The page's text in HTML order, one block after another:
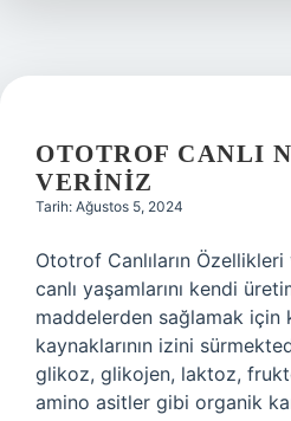
OTOTROF CANLI
VERINIZ
Tarih: Ağustos 5, 2024
Ototrof Canlıların
canlı yaşamlarını kendi
maddelerden sağlamak için
kaynaklarının izini
glikoz, glikojen, laktoz,
amino asitler gibi organik